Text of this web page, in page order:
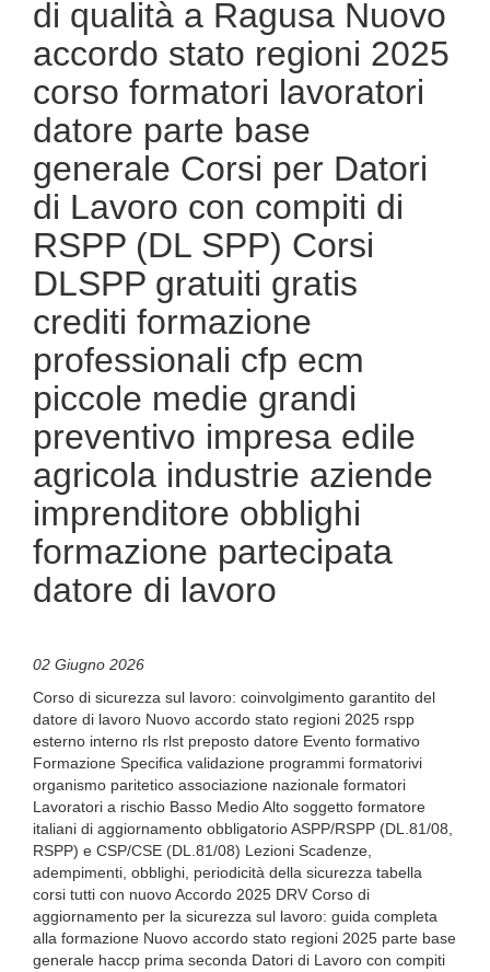
di qualità a Ragusa Nuovo
accordo stato regioni 2025
corso formatori lavoratori
datore parte base
generale Corsi per Datori
di Lavoro con compiti di
RSPP (DL SPP) Corsi
DLSPP gratuiti gratis
crediti formazione
professionali cfp ecm
piccole medie grandi
preventivo impresa edile
agricola industrie aziende
imprenditore obblighi
formazione partecipata
datore di lavoro
02 Giugno 2026
Corso di sicurezza sul lavoro: coinvolgimento garantito del
datore di lavoro Nuovo accordo stato regioni 2025 rspp
esterno interno rls rlst preposto datore Evento formativo
Formazione Specifica validazione programmi formatorivi
organismo paritetico associazione nazionale formatori
Lavoratori a rischio Basso Medio Alto soggetto formatore
italiani di aggiornamento obbligatorio ASPP/RSPP (DL.81/08,
RSPP) e CSP/CSE (DL.81/08) Lezioni Scadenze,
adempimenti, obblighi, periodicità della sicurezza tabella
corsi tutti con nuovo Accordo 2025 DRV Corso di
aggiornamento per la sicurezza sul lavoro: guida completa
alla formazione Nuovo accordo stato regioni 2025 parte base
generale haccp prima seconda Datori di Lavoro con compiti